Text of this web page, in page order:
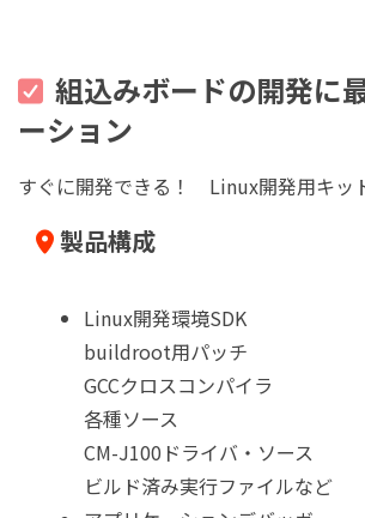
組込みボードの開発に
ーション
すぐに開発できる！ Linux開発用キッ
製品構成
Linux開発環境SDK
buildroot用パッチ
GCCクロスコンパイラ
各種ソース
CM-J100ドライバ・ソース
ビルド済み実行ファイルなど